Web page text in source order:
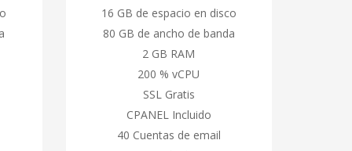
16 GB de espacio en disco
80 GB de ancho de banda
2 GB RAM
200 % vCPU
SSL Gratis
CPANEL Incluido
40 Cuentas de email